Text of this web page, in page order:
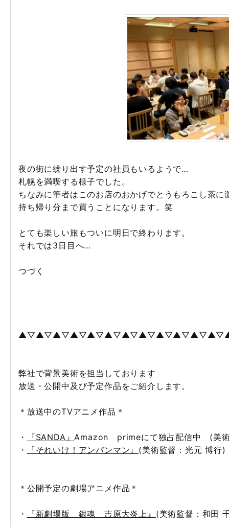
夜の街に繰り出す予定の社員もいるようで…
札幌を満喫する様子でした。
ちなみに筆者はこのお店のおかげでとうもろこし茶に
持ち帰り分まで買うことになります。笑
とても楽しい旅もついに明日で終わります。
それでは3日目へ…
つづく
弊社で背景美術を担当しております
放送・公開中及び予定作品をご紹介します。
＊放送中のTVアニメ作品＊
・ 『SANDA』 Amazon primeにて独占配信中 (美術
・
『それいけ！アンパンマン』 (美術監督：光元 博行)
＊公開予定の劇場アニメ作品＊
・ 『新劇場版 銀魂 吉原大炎上』 (美術監督：和田